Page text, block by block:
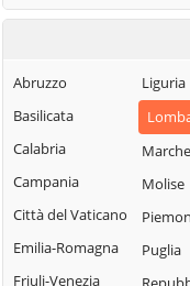
Binago
Blessagno
Blevio
Bregnano
Brenna
Brienno
Brunate
Bulgarograsso
Uniti
Griante
Guanzate
Abruzzo
Basilicata
Calabria
Campania
Città del Vaticano
Emilia-Romagna
Friuli-Venezia
Liguria
Marche
Molise
Puglia